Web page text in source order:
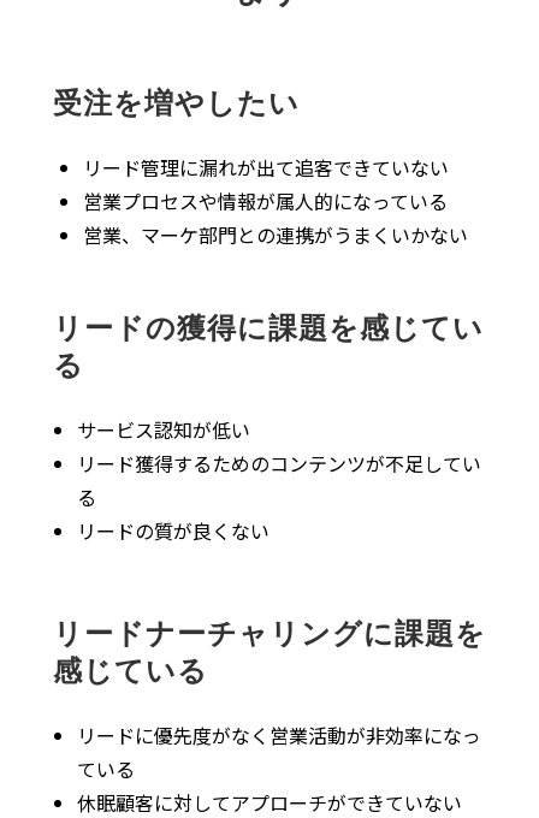
受注を増やしたい
リード管理に漏れが出て追客できていない
営業プロセスや情報が属人的になっている
営業、マーケ部門との連携がうまくいかない
リードの獲得に課題を感じてい
る
サービス認知が低い
リード獲得するためのコンテンツが不足してい
る
リードの質が良くない
リードナーチャリングに課題を
感じている
リードに優先度がなく営業活動が非効率になっ
ている
休眠顧客に対してアプローチができていない